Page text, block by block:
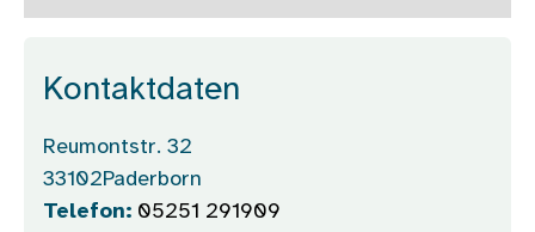
Kontaktdaten
Reumontstr. 32
33102Paderborn
Telefon: 05251 291909